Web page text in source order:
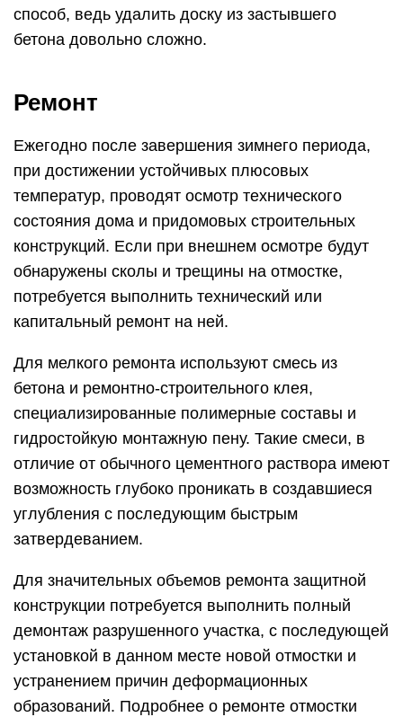
способ, ведь удалить доску из застывшего
бетона довольно сложно.
Ремонт
Ежегодно после завершения зимнего периода,
при достижении устойчивых плюсовых
температур, проводят осмотр технического
состояния дома и придомовых строительных
конструкций. Если при внешнем осмотре будут
обнаружены сколы и трещины на отмостке,
потребуется выполнить технический или
капитальный ремонт на ней.
Для мелкого ремонта используют смесь из
бетона и ремонтно-строительного клея,
специализированные полимерные составы и
гидростойкую монтажную пену. Такие смеси, в
отличие от обычного цементного раствора имеют
возможность глубоко проникать в создавшиеся
углубления с последующим быстрым
затвердеванием.
Для значительных объемов ремонта защитной
конструкции потребуется выполнить полный
демонтаж разрушенного участка, с последующей
установкой в данном месте новой отмостки и
устранением причин деформационных
образований. Подробнее о ремонте отмостки